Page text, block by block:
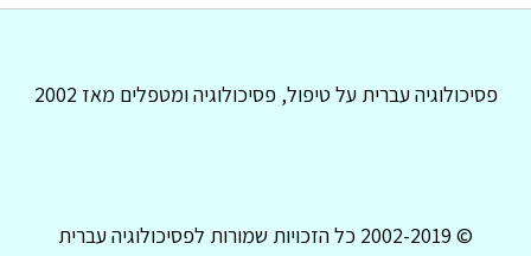
פסיכולוגיה עברית על טיפול, פסיכולוגיה ומטפלים מאז 2002
© 2002-2019 כל הזכויות שמורות לפסיכולוגיה עברית